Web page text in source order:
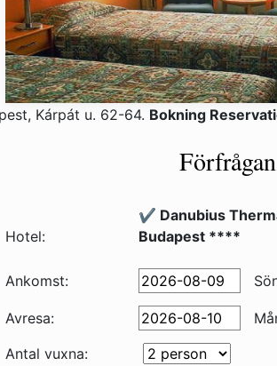
Kárpát u. 62-64. Bokning
Förfrågan
Hotel:
✔️ Danubius
Budapest ****
Ankomst:
Avresa:
Antal vuxna: